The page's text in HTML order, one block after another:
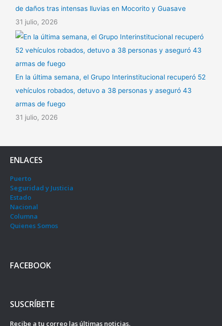
de daños tras intensas lluvias en Mocorito y Guasave
31 julio, 2026
En la última semana, el Grupo Interinstitucional recuperó 52
vehículos robados, detuvo a 38 personas y aseguró 43
armas de fuego
31 julio, 2026
ENLACES
Puerto
Seguridad y Justicia
Estado
Nacional
Columna
Quienes Somos
FACEBOOK
SUSCRÍBETE
Recibe a tu correo las últimas noticias.